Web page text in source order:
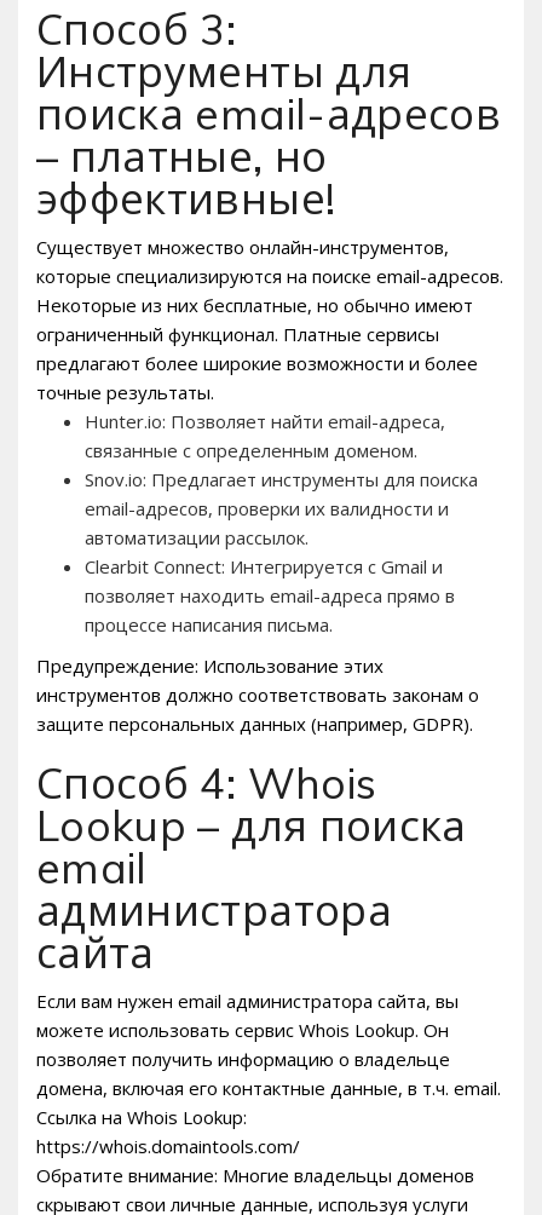
Способ 3:
Инструменты для
поиска email-адресов
– платные, но
эффективные!
Существует множество онлайн-инструментов,
которые специализируются на поиске email-адресов.
Некоторые из них бесплатные, но обычно имеют
ограниченный функционал. Платные сервисы
предлагают более широкие возможности и более
точные результаты.
Hunter.io: Позволяет найти email-адреса,
связанные с определенным доменом.
Snov.io: Предлагает инструменты для поиска
email-адресов, проверки их валидности и
автоматизации рассылок.
Clearbit Connect: Интегрируется с Gmail и
позволяет находить email-адреса прямо в
процессе написания письма.
Предупреждение: Использование этих
инструментов должно соответствовать законам о
защите персональных данных (например, GDPR).
Способ 4: Whois
Lookup – для поиска
email
администратора
сайта
Если вам нужен email администратора сайта, вы
можете использовать сервис Whois Lookup. Он
позволяет получить информацию о владельце
домена, включая его контактные данные, в т.ч. email.
Ссылка на Whois Lookup:
https://whois.domaintools.com/
Обратите внимание: Многие владельцы доменов
скрывают свои личные данные, используя услуги